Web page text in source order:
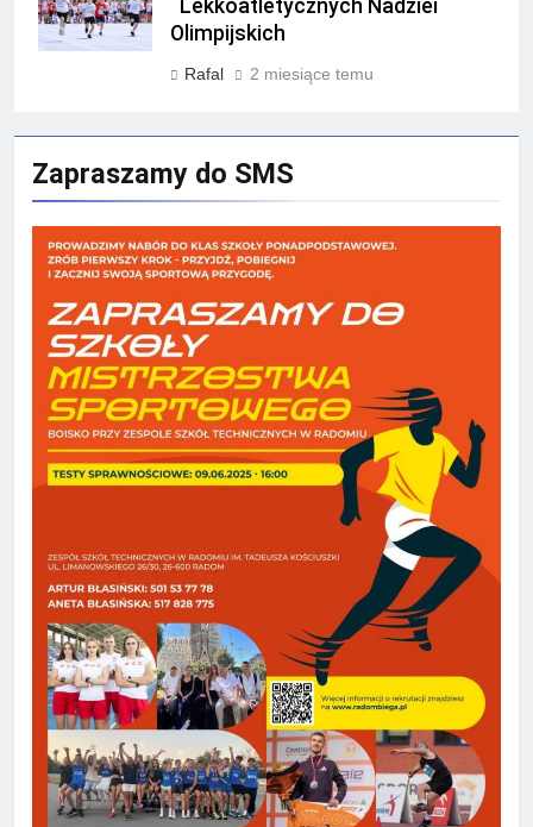
Lekkoatletycznych Nadziei
Olimpijskich
Rafal 2 miesiące temu
Zapraszamy do SMS